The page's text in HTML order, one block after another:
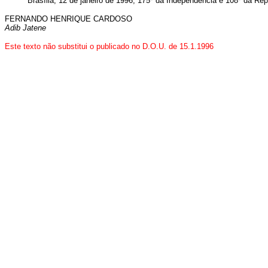
FERNANDO HENRIQUE CARDOSO
Adib Jatene
Este texto não substitui o publicado no D.O.U. de 15.1.1996